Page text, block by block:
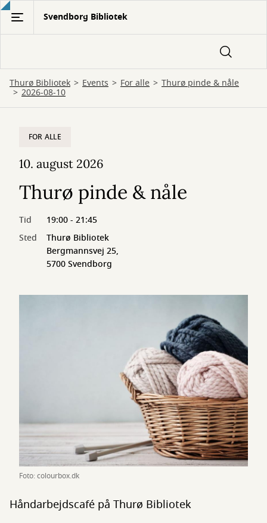
Gå
hovedindhold
Svendborg Bibliotek
Thurø Bibliotek Events For alle Thurø pinde & nåle
2026-08-10
Foto: colourbox.dk
FOR ALLE
10. august 2026
Thurø pinde & nåle
Tid
19:00 - 21:45
Sted
Thurø Bibliotek
Bergmannsvej 25,
5700 Svendborg
Håndarbejdscafé på Thurø Bibliotek